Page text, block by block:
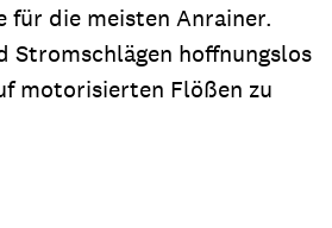
für die meisten Anrainer.
Stromschlägen hoffnungslos
motorisierten Flößen zu